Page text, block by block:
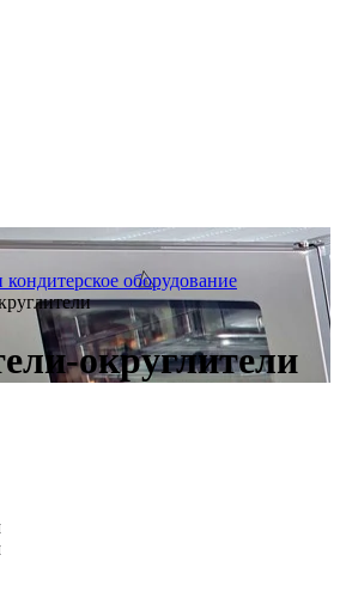
оборудование
округлители